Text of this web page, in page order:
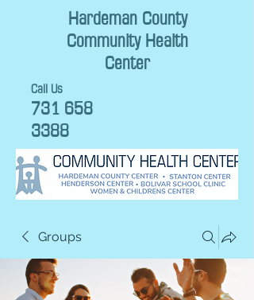
Hardeman County
Community Health
Center
Call Us
731 658
3388
Groups